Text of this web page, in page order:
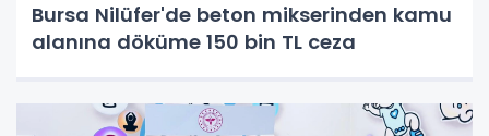
Bursa Nilüfer'de beton mikserinden kamu
alanına döküme 150 bin TL ceza